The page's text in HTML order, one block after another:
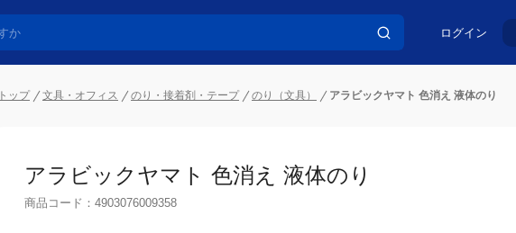
ログイン
トップ 文具・オフィス のり・接着剤・テープ のり（文具） アラビックヤマト 色消え 液体のり
アラビックヤマト 色消え 液体のり
商品コード： 4903076009358